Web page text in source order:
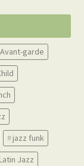
Avant-garde
jazz funk
Latin Jazz